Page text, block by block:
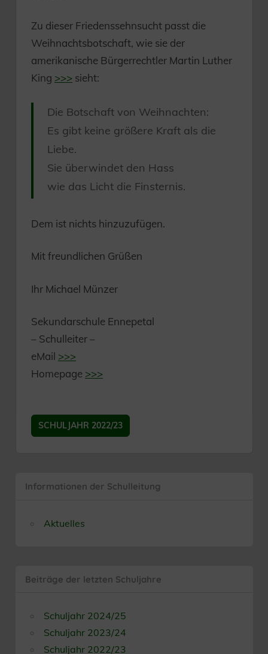
Zu dieser Friedenssehnsucht passt die
Weihnachtsbotschaft, wie sie der
amerikanische Bürgerrechtler Martin Luther
King >>> sieht:
Die Botschaft von Weihnachten:
Es gibt keine größere Kraft als die
Liebe.
Sie überwindet den Hass
wie das Licht die Finsternis.
Dem ist nichts hinzuzufügen.
Mit freundlichen Grüßen
Ihr Michael Münzer
Sekundarschule Ennepetal
– Schulleiter –
eMail >>>
Homepage >>>
SCHULJAHR 2022/23
Informationen der Schulleitung
Aktuelles
Beiträge der letzten Schuljahre
Schuljahr 2024/25
Schuljahr 2023/24
Schuljahr 2022/23